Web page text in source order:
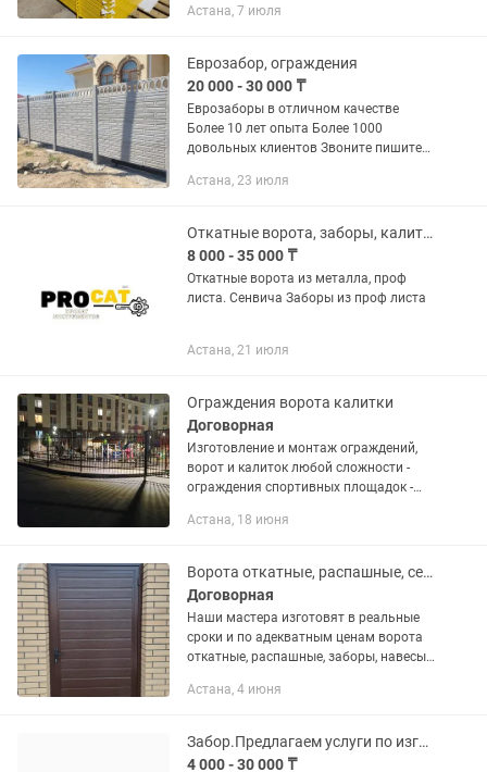
Астана, 7 июля
Еврозабор, ограждения
20 000 - 30 000 ₸
Еврозаборы в отличном качестве
Более 10 лет опыта Более 1000
довольных клиентов Звоните пишите
организовать
Астана, 23 июля
Откатные ворота, заборы, калитки, автоматика
8 000 - 35 000 ₸
Откатные ворота из металла, проф
листа. Сенвича Заборы из проф листа
Астана, 21 июля
Ограждения ворота калитки
Договорная
Изготовление и монтаж ограждений,
ворот и калиток любой сложности -
ограждения спортивных площадок -
откатные ворота - распашные ворота -
Астана, 18 июня
Ворота откатные, распашные, секционные гаражные, забор, навес, роллеты
Договорная
Наши мастера изготовят в реальные
сроки и по адекватным ценам ворота
откатные, распашные, заборы, навесы,
пр. сварные изделия. А также
Астана, 4 июня
Забор.Предлагаем услуги по изготовлению и монтажу забора,ограждения.
4 000 - 30 000 ₸